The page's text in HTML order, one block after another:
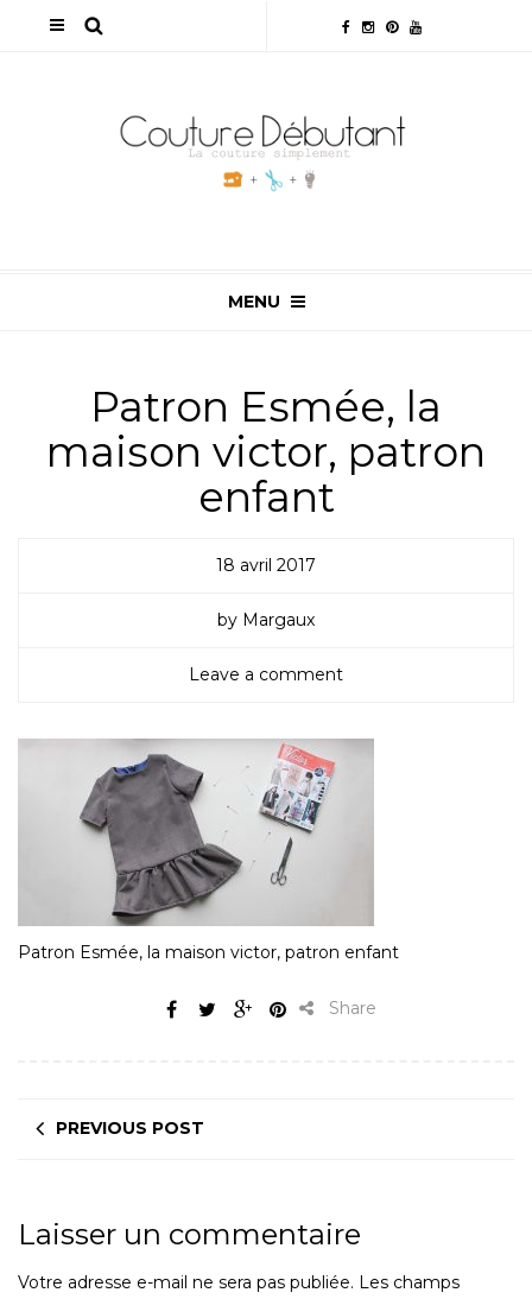
MENU
Patron Esmée, la
maison victor, patron
enfant
18 avril 2017
by Margaux
Leave a comment
Patron Esmée, la maison victor, patron enfant
Share
PREVIOUS POST
Laisser un commentaire
Votre adresse e-mail ne sera pas publiée. Les champs